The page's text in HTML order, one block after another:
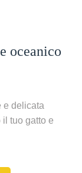
oceanico
e delicata
tuo gatto e